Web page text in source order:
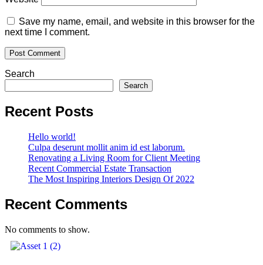
Save my name, email, and website in this browser for the
next time I comment.
Search
Search
Recent Posts
Hello world!
Culpa deserunt mollit anim id est laborum.
Renovating a Living Room for Client Meeting
Recent Commercial Estate Transaction
The Most Inspiring Interiors Design Of 2022
Recent Comments
No comments to show.